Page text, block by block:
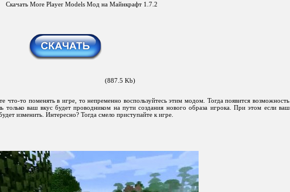
Скачать More Player Models Мод на Майнкрафт 1.7.2
(887.5 Kb)
то поменять в игре, то непременно воспользуйтесь этим модом. Тогда появится возможность
только ваш вкус будет проводником на пути создания нового образа игрока. При этом если ваш
изменить. Интересно? Тогда смело приступайте к игре.